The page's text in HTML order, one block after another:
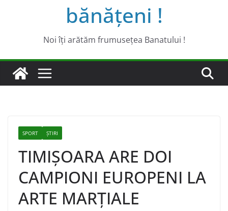
bănăţeni !
Noi îţi arătăm frumuseţea Banatului !
SPORT ȘTIRI
TIMIŞOARA ARE DOI
CAMPIONI EUROPENI LA
ARTE MARŢIALE